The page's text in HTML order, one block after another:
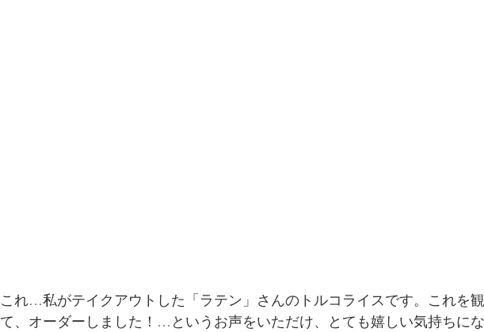
これ…私がテイクアウトした「ラテン」さんのトルコライスです。これを
て、オーダーしました！…というお声をいただけ、とても嬉しい気持ちにな